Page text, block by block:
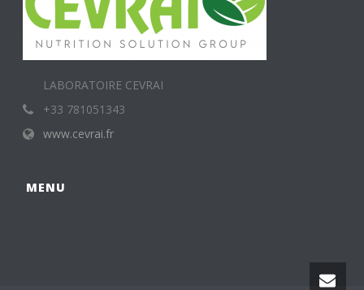
LABORATOIRE CEVRAI
+33 781051343
www.cevrai.fr
MENU